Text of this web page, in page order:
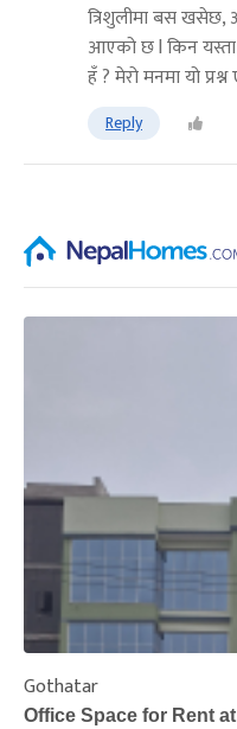
त्रिशुलीमा बस खसेछ,
आएको छ l किन यस्ता
हँ ? मेरो मनमा यो
Reply
Gothatar
Office Space for Rent